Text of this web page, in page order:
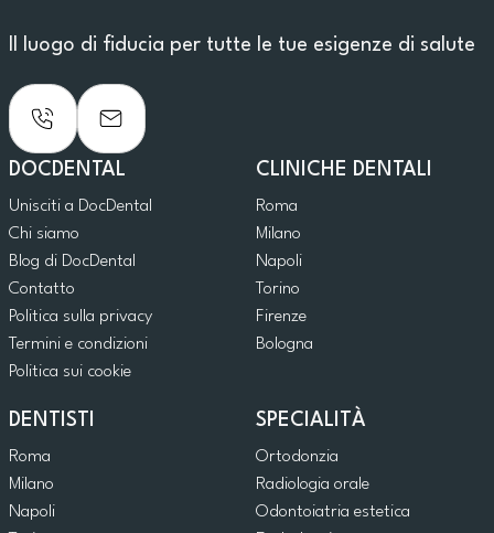
Il luogo di fiducia per tutte le tue esigenze di salute
DOCDENTAL
Unisciti a DocDental
Chi siamo
Blog di DocDental
Contatto
Politica sulla privacy
Termini e condizioni
Politica sui cookie
CLINICHE DENTALI
Roma
Milano
Napoli
Torino
Firenze
Bologna
DENTISTI
Roma
Milano
Napoli
SPECIALITÀ
Ortodonzia
Radiologia orale
Odontoiatria estetica